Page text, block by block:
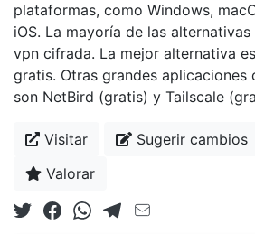
plataformas, como Windows,
iOS. La mayoría de las
vpn cifrada. La mejor alternativa
gratis. Otras grandes aplicaciones
son NetBird (gratis) y Tailscale
Visitar Sugerir cambios
Valorar